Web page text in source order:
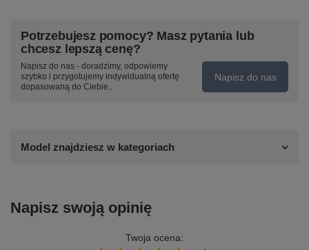
Potrzebujesz pomocy? Masz pytania lub
chcesz lepszą cenę?
Napisz do nas - doradzimy, odpowiemy
szybko i przygotujemy indywidualną ofertę
dopasowaną do Ciebie..
Napisz do nas
Model znajdziesz w kategoriach
Napisz swoją opinię
Twoja ocena: